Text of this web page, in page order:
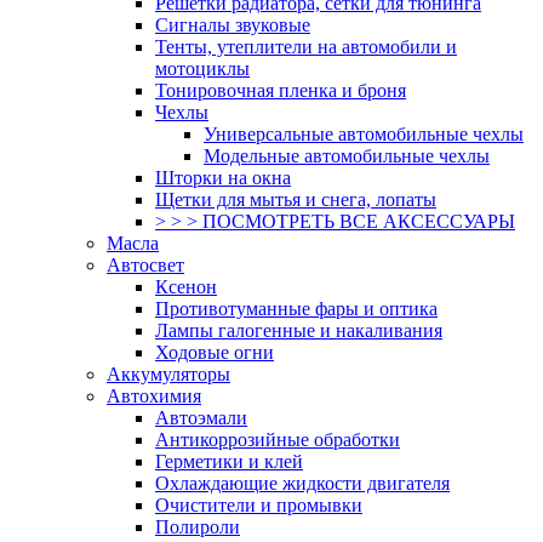
Сигналы звуковые
Тенты, утеплители на автомобили и
мотоциклы
Тонировочная пленка и броня
Чехлы
Универсальные автомобильные чехлы
Модельные автомобильные чехлы
Шторки на окна
Щетки для мытья и снега, лопаты
> > > ПОСМОТРЕТЬ ВСЕ АКСЕССУАРЫ
Масла
Автосвет
Ксенон
Противотуманные фары и оптика
Лампы галогенные и накаливания
Ходовые огни
Аккумуляторы
Автохимия
Автоэмали
Антикоррозийные обработки
Герметики и клей
Охлаждающие жидкости двигателя
Очистители и промывки
Полироли